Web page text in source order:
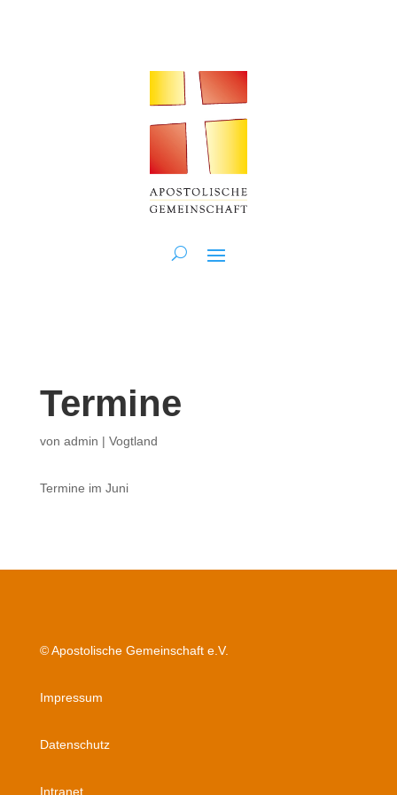
Termine
von admin | Vogtland
Termine im Juni
© Apostolische Gemeinschaft e.V.
Impressum
Datenschutz
Intranet